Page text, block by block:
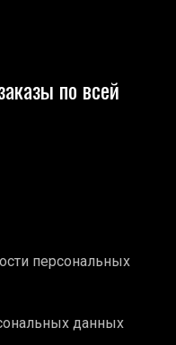
по всей
персональных
данных